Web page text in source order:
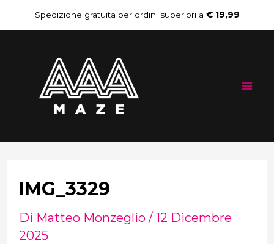
al
contenuto
Spedizione gratuita per ordini superiori a € 19,99
IMG_3329
Di Matteo Monzeglio / 12 Dicembre
2025
Navigazione
articoli